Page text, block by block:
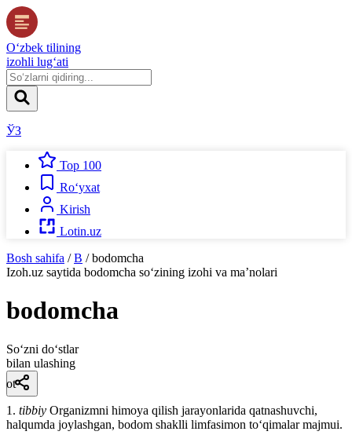
O‘zbek tilining
izohli lug‘ati
ЎЗ
Top 100
Ro‘yxat
Kirish
Lotin.uz
Bosh sahifa / B / bodomcha
Izoh.uz saytida bodomcha so‘zining izohi va ma’nolari
bodomcha
So‘zni do‘stlar
bilan ulashing
ot
1. tibbiy Organizmni himoya qilish jarayonlarida qatnashuvchi,
halqumda joylashgan, bodom shaklli limfasimon toʻqimalar majmui.